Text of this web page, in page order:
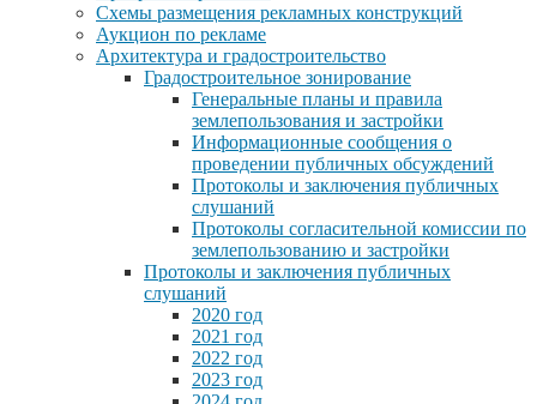
Схемы размещения рекламных конструкций
Аукцион по рекламе
Архитектура и градостроительство
Градостроительное зонирование
Генеральные планы и правила
землепользования и застройки
Информационные сообщения о
проведении публичных обсуждений
Протоколы и заключения публичных
слушаний
Протоколы согласительной комиссии по
землепользованию и застройки
Протоколы и заключения публичных
слушаний
2020 год
2021 год
2022 год
2023 год